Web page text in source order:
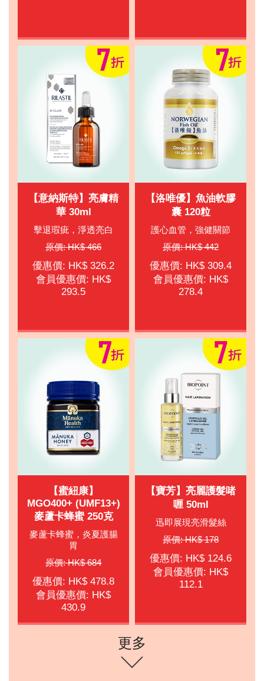
【意納斯特】亮膚精
華 30ml
擊退瑕疵，淨透亮白
原價: HK$ 466
優惠價: HK$ 326.2
會員優惠價: HK$
293.5
【洛唯優】魚油軟膠
囊 120粒
護心血管，強健關節
原價: HK$ 442
優惠價: HK$ 309.4
會員優惠價: HK$
278.4
【蜜紐康】
MGO400+ (UMF13+)
麥蘆卡蜂蜜 250克
麥蘆卡蜂蜜，炎夏護腸
胃
原價: HK$ 684
優惠價: HK$ 478.8
會員優惠價: HK$
430.9
【寶芳】亮麗護髮啫
喱 50ml
迅即展現亮滑髮絲
原價: HK$ 178
優惠價: HK$ 124.6
會員優惠價: HK$
112.1
更多